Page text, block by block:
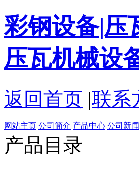
彩钢设备|压
压瓦机械设
返回首页 |联系
网站主页 公司简介 产品中心 公司新闻
产品目录